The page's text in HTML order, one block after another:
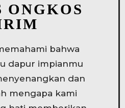
ONGKOS
bahwa
dapur impianmu
dan
mengapa kami